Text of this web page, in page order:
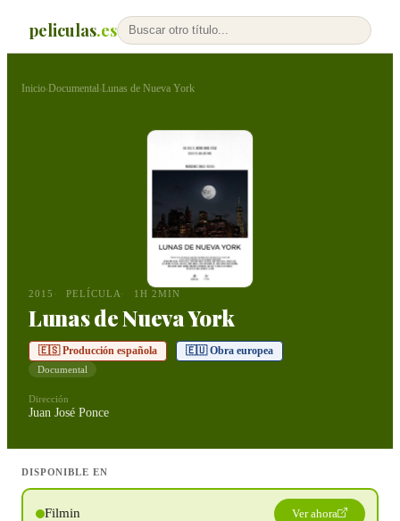
peliculas.es
Inicio›Documental›Lunas de Nueva York
2015 PELÍCULA 1H 2MIN
Lunas de Nueva York
🇪🇸 Producción española 🇪🇺 Obra europea
Documental
Dirección
Juan José Ponce
DISPONIBLE EN
Filmin Ver ahora